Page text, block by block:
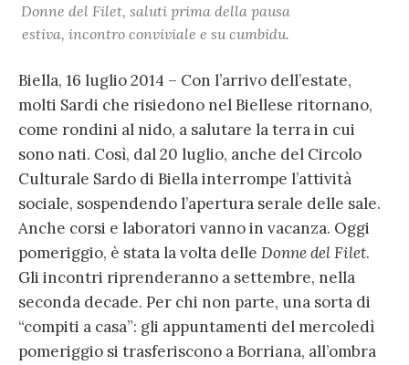
Donne del Filet, saluti prima della pausa
estiva, incontro conviviale e su cumbidu.
Biella, 16 luglio 2014 – Con l’arrivo dell’estate,
molti Sardi che risiedono nel Biellese ritornano,
come rondini al nido, a salutare la terra in cui
sono nati. Così, dal 20 luglio, anche del Circolo
Culturale Sardo di Biella interrompe l’attività
sociale, sospendendo l’apertura serale delle sale.
Anche corsi e laboratori vanno in vacanza. Oggi
pomeriggio, è stata la volta delle Donne del Filet.
Gli incontri riprenderanno a settembre, nella
seconda decade. Per chi non parte, una sorta di
“compiti a casa”: gli appuntamenti del mercoledì
pomeriggio si trasferiscono a Borriana, all’ombra